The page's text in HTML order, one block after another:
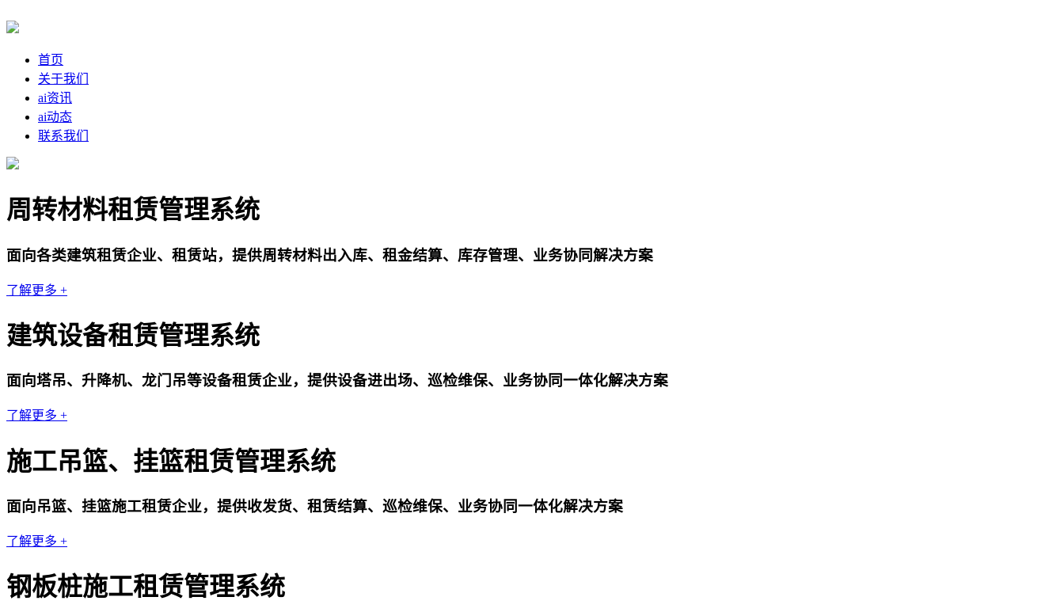
首页
关于我们
ai资讯
ai动态
联系我们
周转材料租赁管理系统
面向各类建筑租赁企业、租赁站，提供周转材料出入库、租金结算、库存管理、业务协同解决方案
了解更多 +
建筑设备租赁管理系统
面向塔吊、升降机、龙门吊等设备租赁企业，提供设备进出场、巡检维保、业务协同一体化解决方案
了解更多 +
施工吊篮、挂篮租赁管理系统
面向吊篮、挂篮施工租赁企业，提供收发货、租赁结算、巡检维保、业务协同一体化解决方案
了解更多 +
钢板桩施工租赁管理系统